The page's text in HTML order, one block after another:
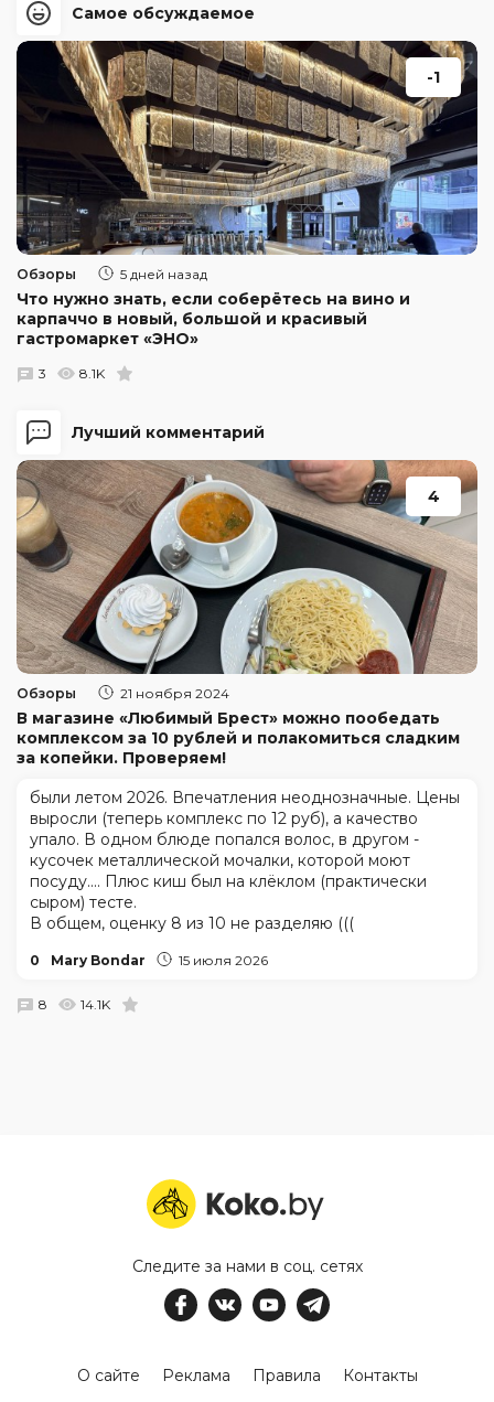
Лучший комментарий
4
Обзоры 21 ноября 2024
В магазине «Любимый Брест» можно пообедать
комплексом за 10 рублей и полакомиться сладким
за копейки. Проверяем!
были летом 2026. Впечатления неоднозначные. Цены
выросли (теперь комплекс по 12 руб), а качество
упало. В одном блюде попался волос, в другом -
кусочек металлической мочалки, которой моют
посуду.... Плюс киш был на клёклом (практически
сыром) тесте.
В общем, оценку 8 из 10 не разделяю (((
0 Mary Bondar 15 июля 2026
8 14.1K
Самое обсуждаемое
-1
Обзоры 5 дней назад
Что нужно знать, если соберётесь на вино и
карпаччо в новый, большой и красивый
гастромаркет «ЭНО»
3 8.1K
Следите за нами в соц. сетях
О сайте Реклама Правила Контакты